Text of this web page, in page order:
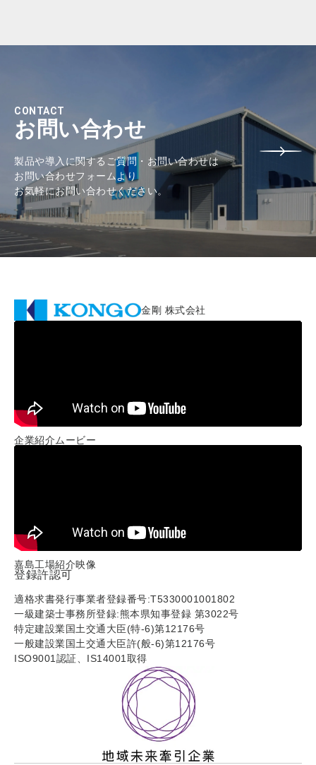
CONTACT
お問い合わせ
製品や導入に関するご質問・お問い合わせは
お問い合わせフォームより
お気軽にお問い合わせください。
金剛 株式会社
企業紹介ムービー
嘉島工場紹介映像
登録許認可
適格求書発行事業者登録番号:T5330001001802
一級建築士事務所登録:熊本県知事登録 第3022号
特定建設業国土交通大臣(特-6)第12176号
一般建設業国土交通大臣許(般-6)第12176号
ISO9001認証、IS14001取得